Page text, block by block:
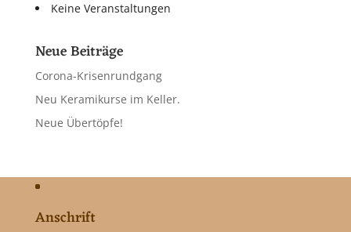
Keine Veranstaltungen
Neue Beiträge
Corona-Krisenrundgang
Neu Keramikurse im Keller.
Neue Übertöpfe!
Anschrift